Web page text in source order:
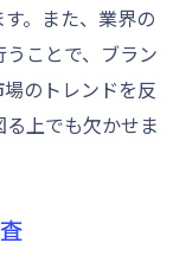
。また、業界の
ことで、ブラン
のトレンドを反
上でも欠かせま